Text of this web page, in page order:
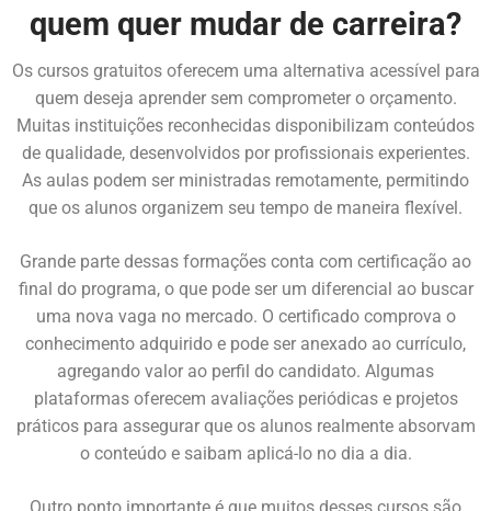
quem quer mudar de carreira?
Os cursos gratuitos oferecem uma alternativa acessível para
quem deseja aprender sem comprometer o orçamento.
Muitas instituições reconhecidas disponibilizam conteúdos
de qualidade, desenvolvidos por profissionais experientes.
As aulas podem ser ministradas remotamente, permitindo
que os alunos organizem seu tempo de maneira flexível.
Grande parte dessas formações conta com certificação ao
final do programa, o que pode ser um diferencial ao buscar
uma nova vaga no mercado. O certificado comprova o
conhecimento adquirido e pode ser anexado ao currículo,
agregando valor ao perfil do candidato. Algumas
plataformas oferecem avaliações periódicas e projetos
práticos para assegurar que os alunos realmente absorvam
o conteúdo e saibam aplicá-lo no dia a dia.
Outro ponto importante é que muitos desses cursos são